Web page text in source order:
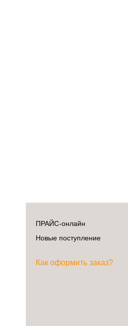
ПРАЙС-онлайн
Новые поступление
Как оформить заказ?